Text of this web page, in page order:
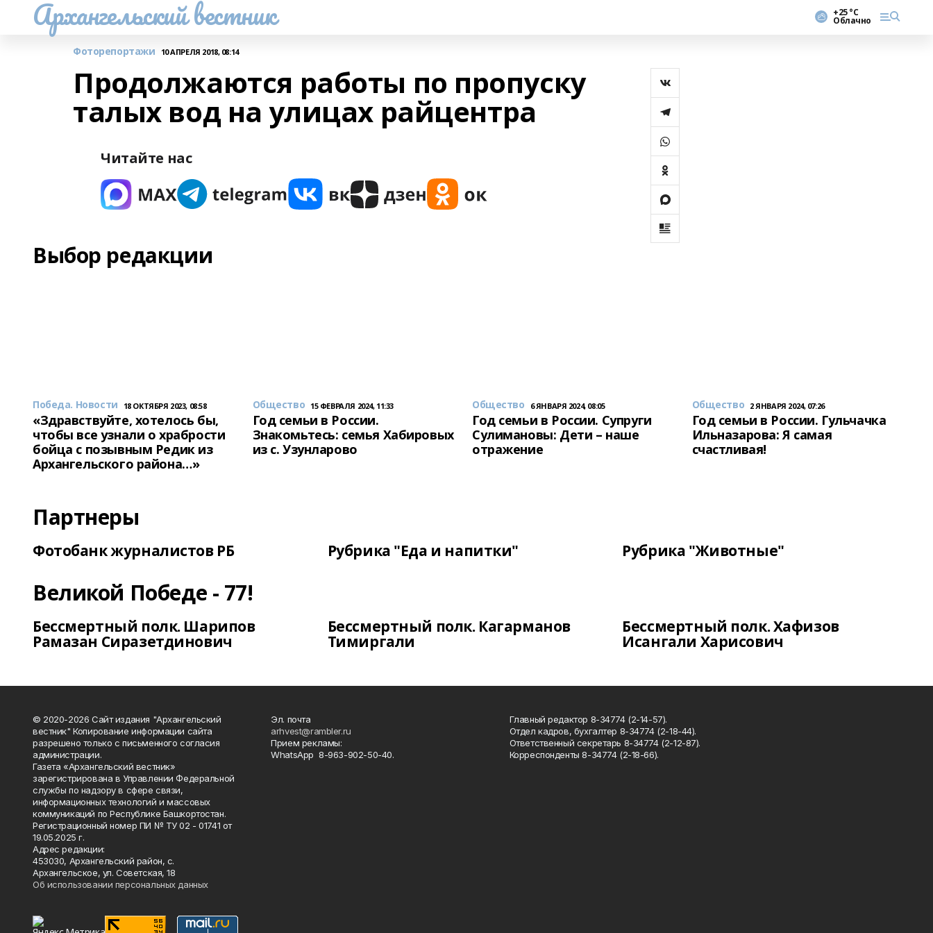
Архангельский вестник +25 °С
Облачно
Фоторепортажи 10 АПРЕЛЯ 2018, 08:14
Продолжаются работы по пропуску
талых вод на улицах райцентра
Читайте нас
Выбор редакции
Победа. Новости 18 ОКТЯБРЯ 2023, 08:58
«Здравствуйте, хотелось бы,
чтобы все узнали о храбрости
бойца с позывным Редик из
Архангельского района…»
Общество 15 ФЕВРАЛЯ 2024, 11:33
Год семьи в России.
Знакомьтесь: семья Хабировых
из с. Узунларово
Общество 6 ЯНВАРЯ 2024, 08:05
Год семьи в России. Супруги
Сулимановы: Дети – наше
отражение
Общество 2 ЯНВАРЯ 2024, 07:26
Год семьи в России. Гульчачка
Ильназарова: Я самая
счастливая!
Партнеры
Фотобанк журналистов РБ Рубрика "Еда и напитки" Рубрика "Животные"
Великой Победе - 77!
Бессмертный полк. Шарипов
Рамазан Сиразетдинович
Бессмертный полк. Кагарманов
Тимиргали
Бессмертный полк. Хафизов
Исангали Харисович
© 2020-2026 Сайт издания "Архангельский
вестник" Копирование информации сайта
разрешено только с письменного согласия
администрации.
Газета «Архангельский вестник»
зарегистрирована в Управлении Федеральной
службы по надзору в сфере связи,
информационных технологий и массовых
коммуникаций по Республике Башкортостан.
Регистрационный номер ПИ № ТУ 02 - 01741 от
19.05.2025 г.
Адрес редакции:
453030, Архангельский район, с.
Архангельское, ул. Советская, 18
Об использовании персональных данных
Эл. почта
arhvest@rambler.ru
Прием рекламы:
WhatsApp 8-963-902-50-40.
Главный редактор 8-34774 (2-14-57).
Отдел кадров, бухгалтер 8-34774 (2-18-44).
Ответственный секретарь 8-34774 (2-12-87).
Корреспонденты 8-34774 (2-18-66).